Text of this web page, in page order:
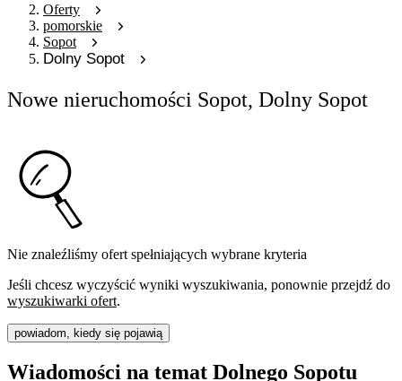
Oferty
pomorskie
Sopot
Dolny Sopot
Nowe nieruchomości Sopot, Dolny Sopot
Nie znaleźliśmy ofert spełniających wybrane kryteria
Jeśli chcesz wyczyścić wyniki wyszukiwania, ponownie przejdź do
wyszukiwarki ofert.
powiadom, kiedy się pojawią
Wiadomości na temat Dolnego Sopotu